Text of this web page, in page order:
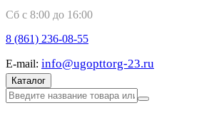
Сб с 8:00 до 16:00
8 (861) 236-08-55
E-mail: info@ugopttorg-23.ru
Каталог